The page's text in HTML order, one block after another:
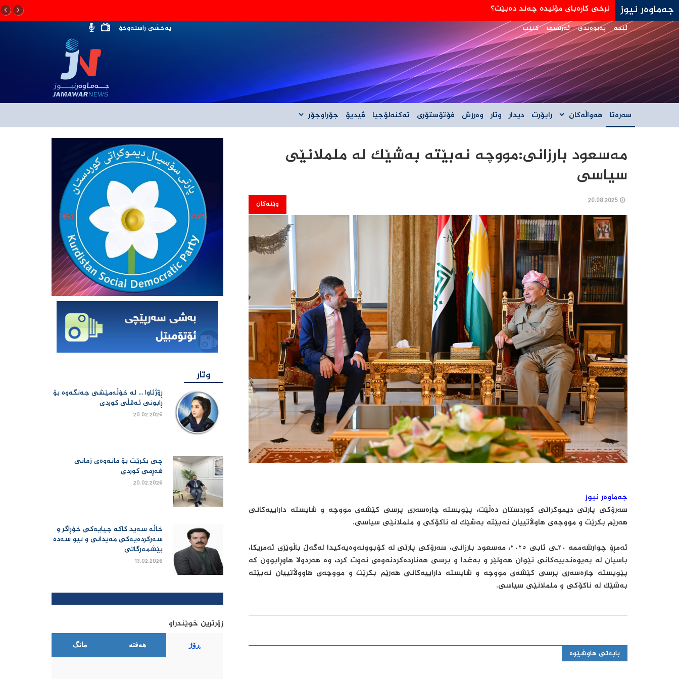
جەماوەر نیوز جه‌ی دی ڤانس: هێڵی سورمان له‌دانوستانه‌كان له‌گه‌ڵ ئێران نیه‌
ئێمە پەیوەندی ئەرشیف کتێب پەخشی راستەوخۆ
سەرەتا هەواڵەکان راپۆرت دیدار وتار وەرزش فۆتۆستۆری تەکنەلۆجیا ڤیدیۆ جۆراوجۆر
مەسعود بارزانی:مووچە نەبێتە بەشێک لە ململانێی
سیاسی
وێنەکان
جەماوەر نیوز
سەرۆکی پارتی دیموکراتی کوردستان دەڵێت، پێویستە چارەسەری پرسی کێشەی مووچە و شایستە داراییەکانی
هەرێم بکرێت و مووچەی هاوڵاتییان نەبێتە بەشێک لە ناکۆکی و ململانێی سیاسی.
ئەمڕۆ چوارشەممە ٢٠ـی ئابی ٢٠٢٥، مەسعود بارزانی، سەرۆکی پارتی لە کۆبوونەوەیەکیدا لەگەڵ باڵوێزی ئەمریکا،
باسیان لە پەیوەندییەکانی نێوان هەولێر و بەغدا و پرسی هەناردەکردنەوەی نەوت کرد، وە هەردولا هاوڕابوون کە
پێویستە چارەسەری پرسی کێشەی مووچە و شایستە داراییەکانی هەرێم بکرێت و مووچەی هاووڵاتییان نەبێتە
بەشێک لە ناکۆکی و ململانێی سیاسی.
بابەتی هاوشێوە
وتار
ڕۆژئاوا ... لە خۆڵەمێشی جەنگەوە بۆ
ڕابونی ئەقڵی کوردی
20.02.2026
چی بكرێت بۆ مانەوەی زمانی
فەڕمی كوردی
20.02.2026
خاڵە سەید کاکە چیایەکی خۆڕاگر و
سەرکردەیەکی مەیدانی و نیو سەدە
پێشمەرگاتی
13.02.2026
زۆرترین خوێندراو
ڕۆژ هەفتە مانگ